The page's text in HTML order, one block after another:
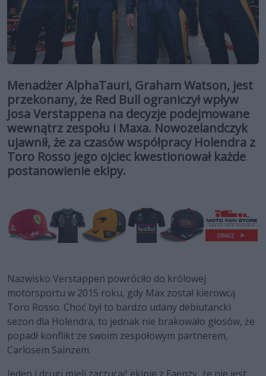
Menadżer AlphaTauri, Graham Watson, jest
przekonany, że Red Bull ograniczył wpływ
Josa Verstappena na decyzje podejmowane
wewnątrz zespołu i Maxa. Nowozelandczyk
ujawnił, że za czasów współpracy Holendra z
Toro Rosso jego ojciec kwestionował każde
postanowienie ekipy.
Nazwisko Verstappen powróciło do królowej
motorsportu w 2015 roku, gdy Max został kierowcą
Toro Rosso. Choć był to bardzo udany debiutancki
sezon dla Holendra, to jednak nie brakowało głosów, że
popadł konflikt ze swoim zespołowym partnerem,
Carlosem Sainzem.